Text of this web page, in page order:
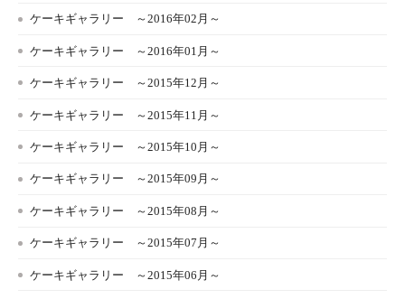
ケーキギャラリー ～2016年02月～
ケーキギャラリー ～2016年01月～
ケーキギャラリー ～2015年12月～
ケーキギャラリー ～2015年11月～
ケーキギャラリー ～2015年10月～
ケーキギャラリー ～2015年09月～
ケーキギャラリー ～2015年08月～
ケーキギャラリー ～2015年07月～
ケーキギャラリー ～2015年06月～